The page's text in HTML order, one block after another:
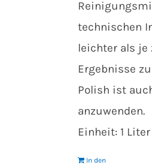
technischen
leichter als je
Ergebnisse
Polish ist
anzuwenden.
Einheit: 1
In den